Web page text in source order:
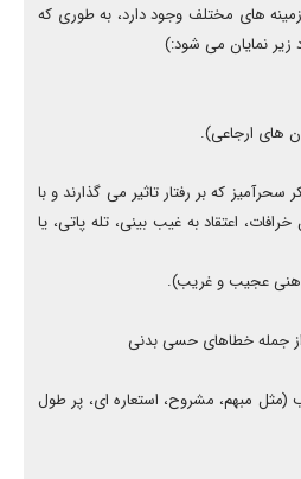
های مختلف وجود دارد، به طوری که
زیر نمایان می شود:)
که بر رفتار تاثیر می گذارند و با
اعتقاد به غیب بینی، تله پاتی، یا
ذهنی عجیب و غریب).
(مثل مبهم، مشروح، استعاره ای، پر طول